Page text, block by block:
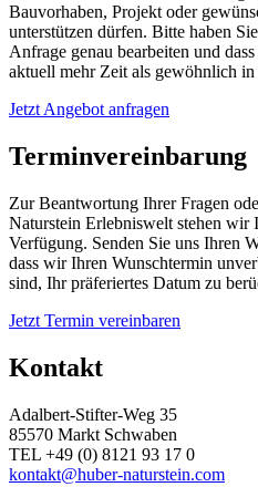
Bauvorhaben, Projekt oder
unterstützen dürfen. Bitte haben
Anfrage genau bearbeiten und
aktuell mehr Zeit als gewöhnlich
Jetzt Angebot anfragen
Terminvereinbarung
Zur Beantwortung Ihrer Fragen
Naturstein Erlebniswelt stehen wir
Verfügung. Senden Sie uns Ihren
dass wir Ihren Wunschtermin
sind, Ihr präferiertes Datum zu
Jetzt Termin vereinbaren
Kontakt
Adalbert-Stifter-Weg 35
85570 Markt Schwaben
TEL +49 (0) 8121 93 17 0
kontakt@huber-naturstein.com